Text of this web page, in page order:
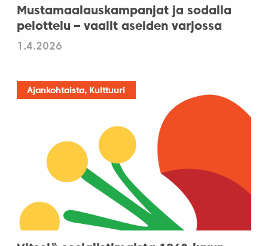
Mustamaalauskampanjat ja sodalla
pelottelu – vaalit aseiden varjossa
1.4.2026
Ajankohtaista, Kulttuuri